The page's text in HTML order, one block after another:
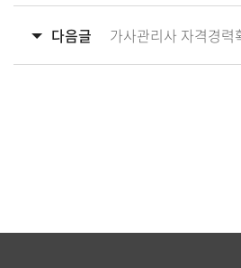
다음글 가사관리사 자격경력